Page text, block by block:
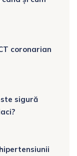
coronarian
sigură